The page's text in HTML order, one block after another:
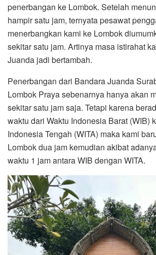
penerbangan ke Lombok. Setelah
hampir satu jam, ternyata pesawat
menerbangkan kami ke Lombok
sekitar satu jam. Artinya masa istirahat
Juanda jadi bertambah.
Penerbangan dari Bandara Juanda
Lombok Praya sebenarnya hanya akan
sekitar satu jam saja. Tetapi karena
waktu dari Waktu Indonesia Barat (WIB)
Indonesia Tengah (WITA) maka kami
Lombok dua jam kemudian akibat
waktu 1 jam antara WIB dengan WITA.